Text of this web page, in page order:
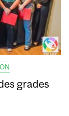
grades